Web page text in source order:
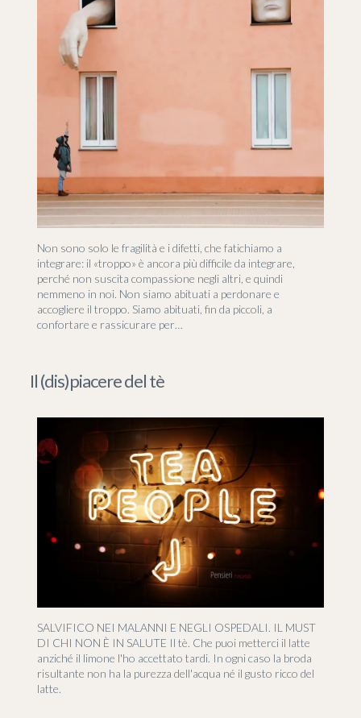
Non sono solo le fragilità e i difetti, che fatichiamo a
integrare: il «troppo» è ancora più difficile da integrare,
perché non suscita compassione negli altri, e quindi
nemmeno in noi. Non siamo abituati a perdonare e
accogliere il troppo. Siamo abituati, fin da piccoli, a
confortare e rassicurare per…
Il (dis)piacere del tè
SALVIFICO NEI MALANNI E NEGLI OSPEDALI. IL MUST
DI CHI NON È IN SALUTE Il tè. Che puoi metterci il latte
anziché il limone l'ho accettato tardi. In ogni caso la broda
risultante non ha la purezza dell'acqua né il gusto ricco del
latte.